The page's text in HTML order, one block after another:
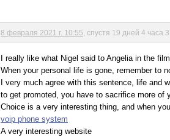
8 февраля 2021 г. 10:55 , спустя 19 дней 4 часа
I really like what Nigel said to Angelia in the
When your personal life is gone, remember to
I very much agree with this sentence, life and
to get promoted, you have to sacrifice more of
Choice is a very interesting thing, and when
voip phone system
A very interesting website